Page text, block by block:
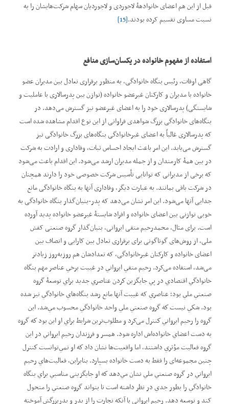
قبل از این هم اعضای خانوادهۀ لاجوردی و لاجوردیان سهام شرکت‌هایشان را به
نسبت مساوی تقسیم کرده بودند.[15]
استفاده از مفهوم خانواده در یکسانسازی منافع
گاهی اوقات، رئیس بنگاه خانوادگی، به منظور برقراری تعادل بین مدیران عضو
خانواده با مدیران و کارکنان غیرعضو خانواده (توازن بین پدرسالاری با عاملیت و
شایستگی) پدرسالاری خود را به اعضای غیرعضو نیز گسترش می‌دهد. در
بنگاه‌های خانوادگی بزرگ شواهدی فراوانی از این نوع اقدام مشاهده شده است
که پدرسالاری غالباً به اعضای غیرخانوادگی بنگاه‌های بزرگ خانوادگی نیز
گسترش می‌یابد. این امر باعث ایجاد احساس ثبات، وفاداری و ارادت به شرکت
در بین همۀ کارمندان و از جمله مدیران ارشد می‌شود. این اقدام باعث می‌شود
که برخی از مدیرانی که توانایی تأسیس شرکت خصوصی خود را دارند همچنان
در شرکت باقی بمانند. به عبارت دیگر، وفاداری آنها به بنگاه خانوادگی مانع
جدایی آنها می‌شود. این امر نشان می‌دهد که پدر-‌بنیان‌گذار بنگاه خانوادگی به
خوبی توازنی بین اعضای خانواده و افراد شایستۀ غیرعضو خانواده پدید آورده
است. برای مثال، محمدرحیم متقی ایروانی، بنیان‌گذار گروه صنعتی کفش
ملی، از روش‌های گوناگونی برای برقراری تعادل بین کارایی و انصاف بین
اعضای خانواده و کارکنان غیرخانوادگی، که تعدادشان هم روزبه‌روز زیادتر
می‌شد، استفاده می‌کرد. رحيم متقي ايرواني در غيبت برخي عناصر مهم بنگاه
خانوادگي اقتصادي در پي جايگزين كردن عناصري جدید براي توسعۀ گروه
صنعتي ملي بود؛ عناصري که غيبت آنها مانع رشد بنگاه‌هاي خانوادگي نيز شده
بود. شكي نيست كه گروه صنعتي ملي واحد خانوادگي محسوب مي‌شد. اين
گروه را رحيم ايرواني كنترل می‌کرد و مطلوب‌ترين شرايط براي او اين بود كه گروه
به دست اعضاي خانواده‌اش اداره شود. همسر و فرزندان رحيم ايرواني در اين
گروه فعاليت مؤثري داشتند، اما واقعيت‌ها نشان داد كه او نمي‌توانست كنترل
چنين مجموعه‌ای را فقط به دست خانواده بسپارد. بنابراين، فعاليت‌هاي رحيم
ايرواني در گروه صنعتي ملي نشان مي‌دهد كه او جایگزینی مناسبي براي بنگاه
خانوادگي را بطور جدي در نظر داشته است تا بتواند گروه صنعتي را متحول
کند و توسعه دهد. رحيم ایروانی با آنکه تجارت را از پدر و پدربزرگش آموخته